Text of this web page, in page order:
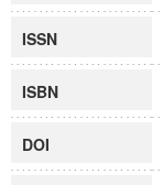
ISSN
ISBN
DOI